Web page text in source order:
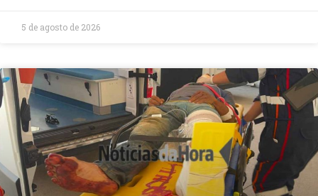
5 de agosto de 2026